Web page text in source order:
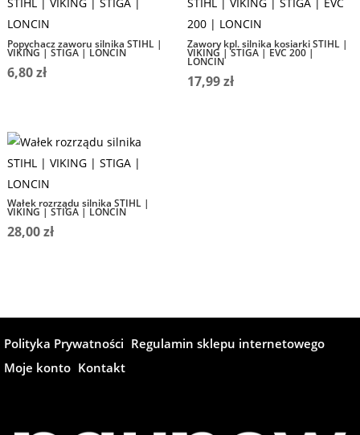
Popychacz zaworu silnika STIHL |
VIKING | STIGA | LONCIN
6,80zł
Zawory kpl. silnika kosiarki STIHL |
VIKING | STIGA | EVC 200 |
LONCIN
17,99zł
Wałek rozrządu silnika STIHL |
VIKING | STIGA | LONCIN
28,00zł
Polityka Prywatności Regulamin sklepu internetowego
Moje konto Kontakt